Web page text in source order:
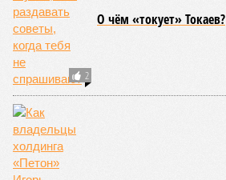
2
О чём «токует» Токаев?